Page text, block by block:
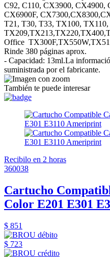
C92, C110, CX3900, CX4900,
CX6900F,
T21, T30, T33, TX100,
Office
Rinde 380 páginas aprox.
- Capacidad: 13ml.La
suministrada por el fabricante.
También te puede interesar
Recibilo en 2 horas
360038
Cartucho
Color E201 E301
$ 851
$ 723